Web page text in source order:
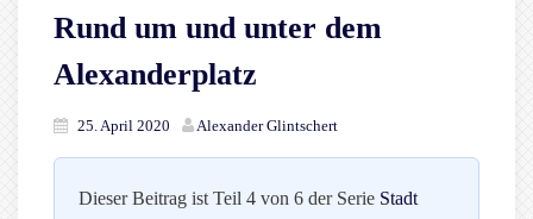
Rund um und unter dem
Alexanderplatz
25. April 2020 Alexander Glintschert
Dieser Beitrag ist Teil 4 von 6 der Serie Stadt